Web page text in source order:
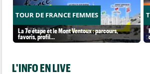
TOUR DE FRANCE FEMMES
La 7e étape et le Mont Ventoux : parcours,
favoris, profil…
L'INFO EN LIVE